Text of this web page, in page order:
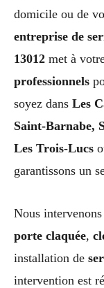
domicile ou de
entreprise de
13012 met à
professionnels
soyez dans Les
Saint-Barnabe,
Les Trois-Lucs
garantissons un
Nous
porte claquée,
installation de
intervention est